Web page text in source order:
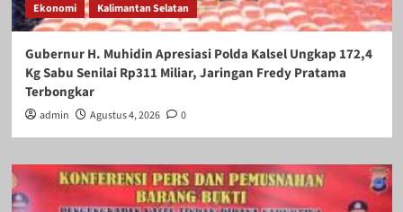
Ekonomi Kalimantan Selatan
Gubernur H. Muhidin Apresiasi Polda Kalsel Ungkap 172,4
Kg Sabu Senilai Rp311 Miliar, Jaringan Fredy Pratama
Terbongkar
admin Agustus 4, 2026 0